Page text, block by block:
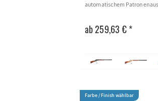
automatischem
ab 259,63 € *
Farbe / Finish wählbar